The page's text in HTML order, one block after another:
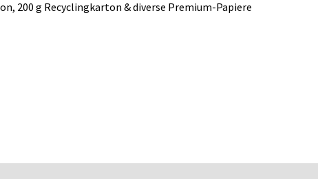
200 g Recyclingkarton & diverse Premium-Papiere